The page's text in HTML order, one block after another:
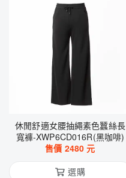
休閒舒適女腰抽繩素色蠶絲長
寬褲-XWP6CD016R(黑咖啡)
售價 2480 元
選購